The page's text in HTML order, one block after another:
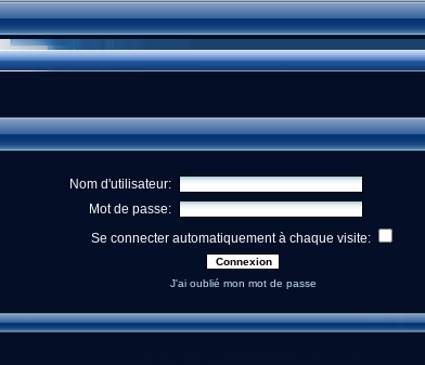
Nom d'utilisateur:
Mot de passe:
Se connecter automatiquement à chaque visite:
J'ai oublié mon mot de passe